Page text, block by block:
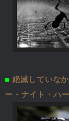
■ 絶滅していな
ー・ナイト・ハ